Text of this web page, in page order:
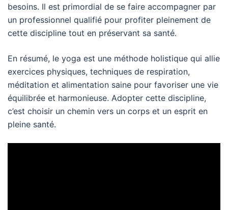
besoins. Il est primordial de se faire accompagner par
un professionnel qualifié pour profiter pleinement de
cette discipline tout en préservant sa santé.
En résumé, le yoga est une méthode holistique qui allie
exercices physiques, techniques de respiration,
méditation et alimentation saine pour favoriser une vie
équilibrée et harmonieuse. Adopter cette discipline,
c’est choisir un chemin vers un corps et un esprit en
pleine santé.